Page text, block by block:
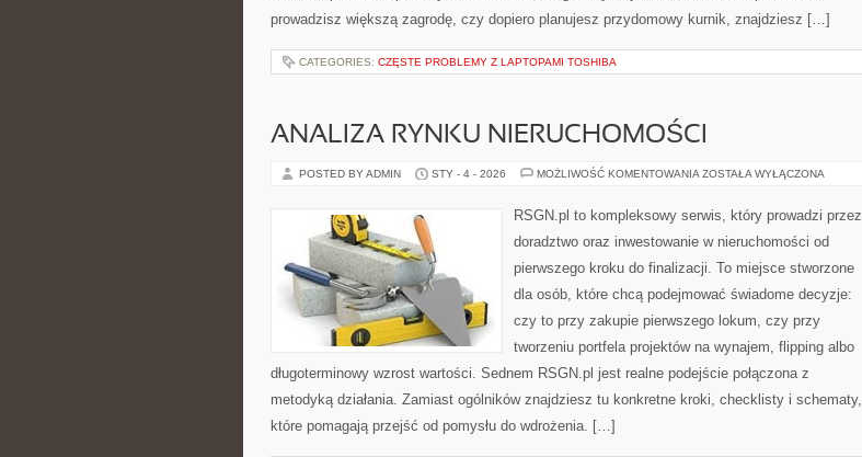
prowadzisz większą zagrodę, czy dopiero planujesz przydomowy kurnik, znajdziesz […]
CATEGORIES: CZĘSTE PROBLEMY Z LAPTOPAMI TOSHIBA
ANALIZA RYNKU NIERUCHOMOŚCI
POSTED BY ADMIN STY - 4 - 2026 MOŻLIWOŚĆ KOMENTOWANIA ANALIZA
ZOSTAŁA WYŁĄCZONA
RSGN.pl to kompleksowy serwis, który prowadzi przez
doradztwo oraz inwestowanie w nieruchomości od
pierwszego kroku do finalizacji. To miejsce stworzone
dla osób, które chcą podejmować świadome decyzje:
czy to przy zakupie pierwszego lokum, czy przy
tworzeniu portfela projektów na wynajem, flipping albo
długoterminowy wzrost wartości. Sednem RSGN.pl jest realne podejście połączona z
metodyką działania. Zamiast ogólników znajdziesz tu konkretne kroki, checklisty i schematy,
które pomagają przejść od pomysłu do wdrożenia. […]